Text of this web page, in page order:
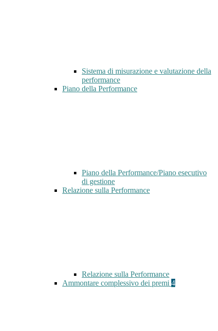
Sistema di misurazione e valutazione della
performance
Piano della Performance
Piano della Performance/Piano esecutivo
di gestione
Relazione sulla Performance
Relazione sulla Performance
Ammontare complessivo dei premi 4